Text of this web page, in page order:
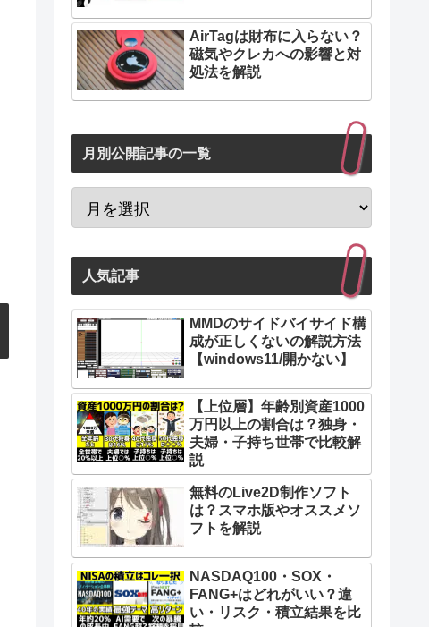
AirTagは財布に入らない？
磁気やクレカへの影響と対
処法を解説
月別公開記事の一覧
人気記事
MMDのサイドバイサイド構
成が正しくないの解説方法
【windows11/開かない】
【上位層】年齢別資産1000
万円以上の割合は？独身・
夫婦・子持ち世帯で比較解
説
無料のLive2D制作ソフト
は？スマホ版やオススメソ
フトを解説
NASDAQ100・SOX・
FANG+はどれがいい？違
い・リスク・積立結果を比